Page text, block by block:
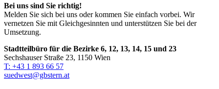
Bei uns sind Sie richtig!
Melden Sie sich bei uns oder kommen Sie einfach vorbei. Wir
vernetzen Sie mit Gleichgesinnten und unterstützen Sie bei der
Umsetzung.
Stadtteilbüro für die Bezirke 6, 12, 13, 14, 15 und 23
Sechshauser Straße 23, 1150 Wien
T: +43 1 893 66 57
suedwest@gbstern.at